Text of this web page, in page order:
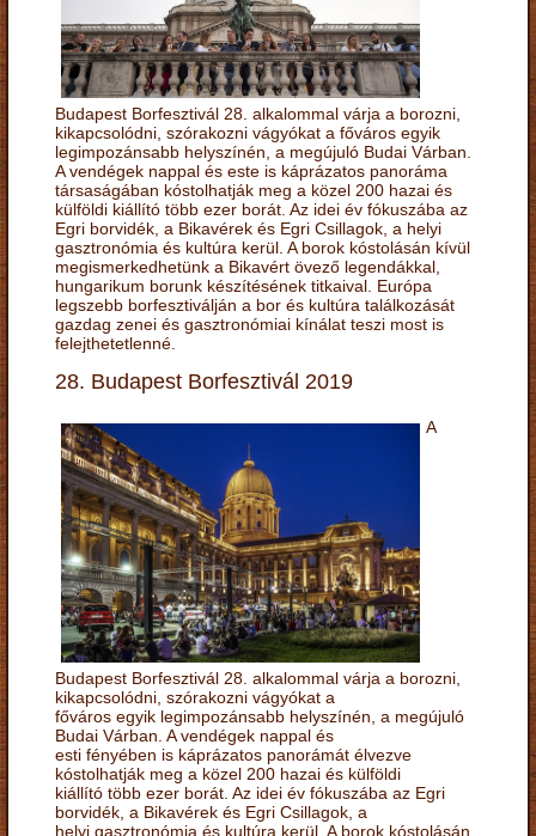
Budapest Borfesztivál 28. alkalommal várja a borozni,
kikapcsolódni, szórakozni vágyókat a főváros egyik
legimpozánsabb helyszínén, a megújuló Budai Várban.
A vendégek nappal és este is káprázatos panoráma
társaságában kóstolhatják meg a közel 200 hazai és
külföldi kiállító több ezer borát. Az idei év fókuszába az
Egri borvidék, a Bikavérek és Egri Csillagok, a helyi
gasztronómia és kultúra kerül. A borok kóstolásán kívül
megismerkedhetünk a Bikavért övező legendákkal,
hungarikum borunk készítésének titkaival. Európa
legszebb borfesztiválján a bor és kultúra találkozását
gazdag zenei és gasztronómiai kínálat teszi most is
felejthetetlenné.
28. Budapest Borfesztivál 2019
A
Budapest Borfesztivál 28. alkalommal várja a borozni,
kikapcsolódni, szórakozni vágyókat a
főváros egyik legimpozánsabb helyszínén, a megújuló
Budai Várban. A vendégek nappal és
esti fényében is káprázatos panorámát élvezve
kóstolhatják meg a közel 200 hazai és külföldi
kiállító több ezer borát. Az idei év fókuszába az Egri
borvidék, a Bikavérek és Egri Csillagok, a
helyi gasztronómia és kultúra kerül. A borok kóstolásán